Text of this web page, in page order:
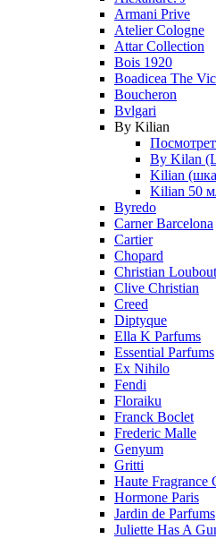
Armani Prive
Atelier Cologne
Attar Collection
Bois 1920
Boadicea The
Boucheron
Bvlgari
By Kilian
By Kilan
Kilian
Kilian 50
Byredo
Carner Barcelona
Cartier
Chopard
Christian
Clive Christian
Creed
Diptyque
Ella K Parfums
Essential Parfums
Ex Nihilo
Fendi
Floraiku
Franck Boclet
Frederic Malle
Genyum
Gritti
Haute Fragrance
Hormone Paris
Jardin de Parfums
Juliette Has A